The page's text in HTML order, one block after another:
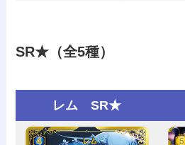
SR★（全5種）
レム SR★